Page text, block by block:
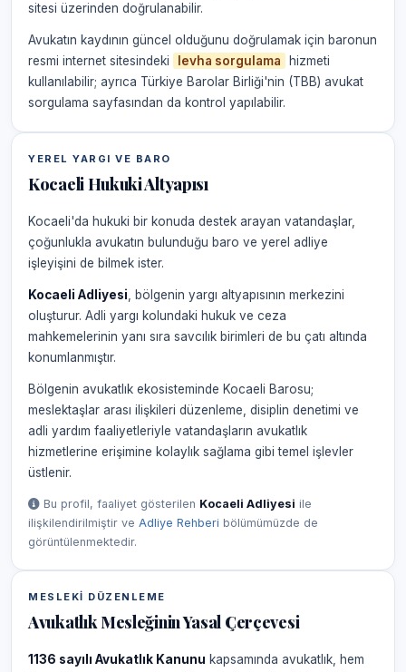
sitesi üzerinden doğrulanabilir.
Avukatın kaydının güncel olduğunu doğrulamak için baronun
resmi internet sitesindeki
levha sorgulama
hizmeti
kullanılabilir; ayrıca Türkiye Barolar Birliği'nin (TBB) avukat
sorgulama sayfasından da kontrol yapılabilir.
YEREL YARGI VE BARO
Kocaeli Hukuki Altyapısı
Kocaeli'da hukuki bir konuda destek arayan vatandaşlar,
çoğunlukla avukatın bulunduğu baro ve yerel adliye
işleyişini de bilmek ister.
Kocaeli Adliyesi , bölgenin yargı altyapısının merkezini
oluşturur. Adli yargı kolundaki hukuk ve ceza
mahkemelerinin yanı sıra savcılık birimleri de bu çatı altında
konumlanmıştır.
Bölgenin avukatlık ekosisteminde Kocaeli Barosu;
meslektaşlar arası ilişkileri düzenleme, disiplin denetimi ve
adli yardım faaliyetleriyle vatandaşların avukatlık
hizmetlerine erişimine kolaylık sağlama gibi temel işlevler
üstlenir.
Bu profil, faaliyet gösterilen Kocaeli Adliyesi ile
ilişkilendirilmiştir ve Adliye Rehberi bölümümüzde de
görüntülenmektedir.
MESLEKI DÜZENLEME
Avukatlık Mesleğinin Yasal Çerçevesi
1136 sayılı Avukatlık Kanunu kapsamında avukatlık, hem